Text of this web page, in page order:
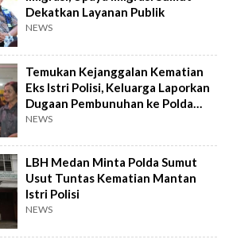
Dekatkan Layanan Publik
NEWS
Temukan Kejanggalan Kematian
Eks Istri Polisi, Keluarga Laporkan
Dugaan Pembunuhan ke Polda
Sumut
NEWS
LBH Medan Minta Polda Sumut
Usut Tuntas Kematian Mantan
Istri Polisi
NEWS